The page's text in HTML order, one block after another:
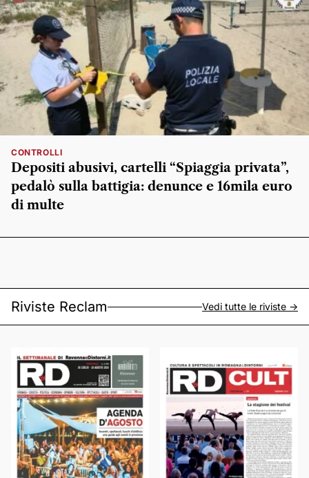
CONTROLLI
Depositi abusivi, cartelli “Spiaggia privata”,
pedalò sulla battigia: denunce e 16mila euro
di multe
Riviste Reclam Vedi tutte le riviste ->